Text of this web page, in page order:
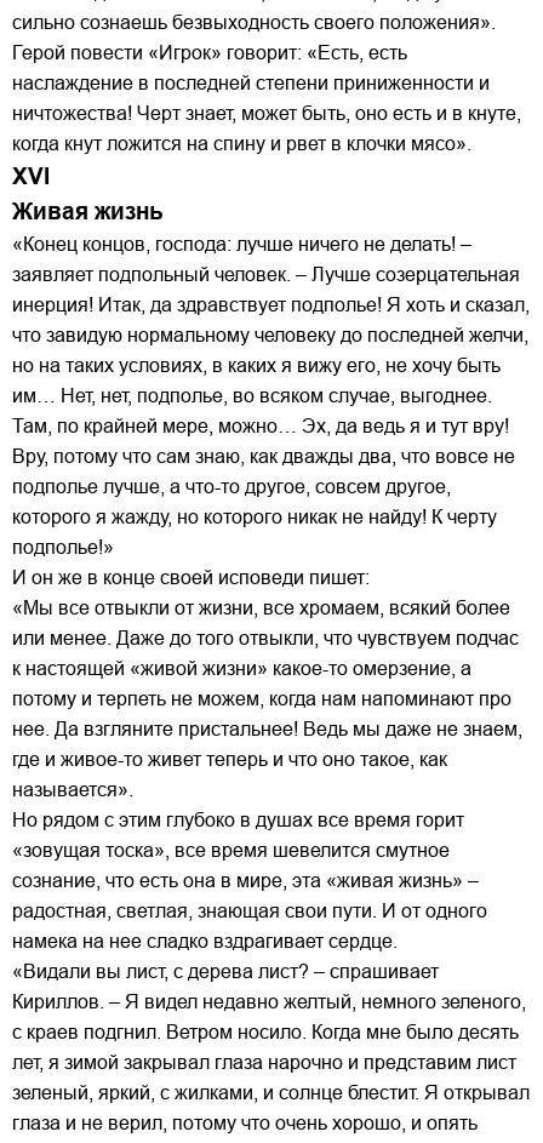
сильно сознаешь безвыходность своего положения».
Герой повести «Игрок» говорит: «Есть, есть
наслаждение в последней степени приниженности и
ничтожества! Черт знает, может быть, оно есть и в кнуте,
когда кнут ложится на спину и рвет в клочки мясо».
XVI
Живая жизнь
«Конец концов, господа: лучше ничего не делать! –
заявляет подпольный человек. – Лучше созерцательная
инерция! Итак, да здравствует подполье! Я хоть и сказал,
что завидую нормальному человеку до последней желчи,
но на таких условиях, в каких я вижу его, не хочу быть
им… Нет, нет, подполье, во всяком случае, выгоднее.
Там, по крайней мере, можно… Эх, да ведь я и тут вру!
Вру, потому что сам знаю, как дважды два, что вовсе не
подполье лучше, а что-то другое, совсем другое,
которого я жажду, но которого никак не найду! К черту
подполье!»
И он же в конце своей исповеди пишет:
«Мы все отвыкли от жизни, все хромаем, всякий более
или менее. Даже до того отвыкли, что чувствуем подчас
к настоящей «живой жизни» какое-то омерзение, а
потому и терпеть не можем, когда нам напоминают про
нее. Да взгляните пристальнее! Ведь мы даже не знаем,
где и живое-то живет теперь и что оно такое, как
называется».
Но рядом с этим глубоко в душах все время горит
«зовущая тоска», все время шевелится смутное
сознание, что есть она в мире, эта «живая жизнь» –
радостная, светлая, знающая свои пути. И от одного
намека на нее сладко вздрагивает сердце.
«Видали вы лист, с дерева лист? – спрашивает
Кириллов. – Я видел недавно желтый, немного зеленого,
с краев подгнил. Ветром носило. Когда мне было десять
лет, я зимой закрывал глаза нарочно и представим лист
зеленый, яркий, с жилками, и солнце блестит. Я открывал
глаза и не верил, потому что очень хорошо, и опять